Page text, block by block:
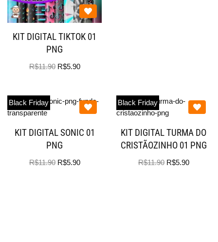
KIT DIGITAL TIKTOK 01
PNG
R$11.90 R$5.90
Black Friday
KIT DIGITAL SONIC 01
PNG
R$11.90 R$5.90
Black Friday
KIT DIGITAL TURMA DO
CRISTÃOZINHO 01 PNG
R$11.90 R$5.90